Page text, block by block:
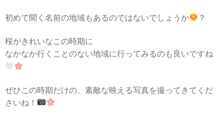
初めて聞く名前の地域もあるのではないでしょうか ？
桜がきれいなこの時期に
なかなか行くことのない地域に行ってみるのも良いですね
ぜひこの時期だけの、素敵な映える写真を撮ってきてくだ
さいね！